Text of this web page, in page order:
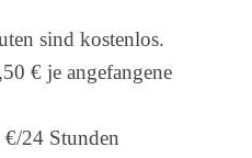
sind kostenlos.
€ je angefangene
24 Stunden